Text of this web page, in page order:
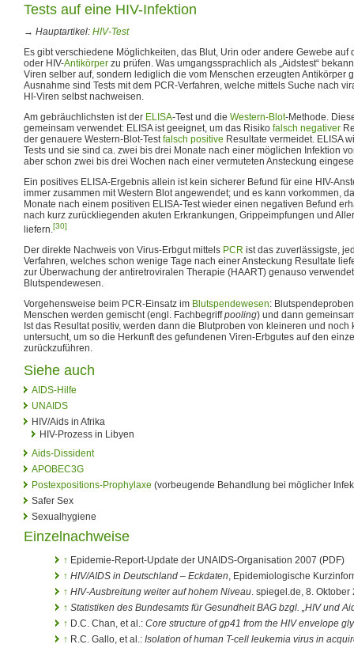
Tests auf eine HIV-Infektion
→ Hauptartikel: HIV-Test
Es gibt verschiedene Möglichkeiten, das Blut, Urin oder andere Gewebe auf
oder HIV-Antikörper zu prüfen. Was umgangssprachlich als „Aidstest“
Viren selber auf, sondern lediglich die vom Menschen erzeugten Antikörper
Ausnahme sind Tests mit dem PCR-Verfahren, welche mittels Suche nach
HI-Viren selbst nachweisen.
Am gebräuchlichsten ist der ELISA-Test und die Western-Blot-Methode.
gemeinsam verwendet: ELISA ist geeignet, um das Risiko falsch negativer
der genauere Western-Blot-Testfalsch positive Resultate vermeidet. ELISA
Tests und sie sind ca. zwei bis drei Monate nach einer möglichen Infektion
aber schon zwei bis drei Wochen nach einer vermuteten Ansteckung
Ein positives ELISA-Ergebnis allein ist kein sicherer Befund für eine HIV-
immer zusammen mit Western Blot angewendet; und es kann vorkommen,
Monate nach einem positiven ELISA-Test wieder einen negativen Befund
nach kurz zurückliegenden akuten Erkrankungen, Grippeimpfungen und
liefern.[30]
Der direkte Nachweis von Virus-Erbgut mittels PCR ist das zuverlässigste,
Verfahren, welches schon wenige Tage nach einer Ansteckung Resultate
zur Überwachung der antiretroviralen Therapie (HAART) genauso
Blutspendewesen.
Vorgehensweise beim PCR-Einsatz im Blutspendewesen:
Menschen werden gemischt (engl. Fachbegriffpooling) und dann
Ist das Resultat positiv, werden dann die Blutproben von kleineren und
untersucht, um so die Herkunft des gefundenen Viren-Erbgutes auf den
zurückzuführen.
Siehe auch
AIDS-Hilfe
UNAIDS
HIV/Aids in Afrika
HIV-Prozess in Libyen
Aids-Dissident
APOBEC3G
Postexpositions-Prophylaxe (vorbeugende Behandlung bei möglicher
Safer Sex
Sexualhygiene
Einzelnachweise
↑ Epidemie-Report-Update der UNAIDS-Organisation 2007 (PDF)
↑ HIV/AIDS in Deutschland – Eckdaten, Epidemiologische
↑ HIV-Ausbreitung weiter auf hohem Niveau. spiegel.de, 8. Oktober
↑ Statistiken des Bundesamts für Gesundheit BAG bzgl. „HIV und
↑ D.C. Chan, et al.: Core structure of gp41 from the HIV envelope
↑ R.C. Gallo, et al.: Isolation of human T-cell leukemia virus in